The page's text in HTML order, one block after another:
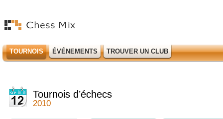
TOURNOIS ÉVÉNEMENTS TROUVER UN CLUB
Tournois d’échecs
2010